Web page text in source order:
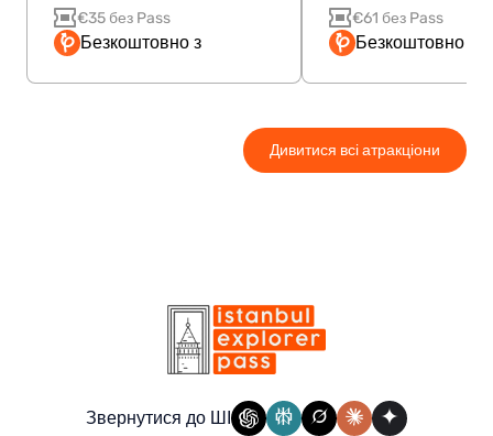
Дивитися всі атракціони
€35 без Pass
Безкоштовно з
€61 без Pass
Безкоштовно з
Звернутися до ШІ